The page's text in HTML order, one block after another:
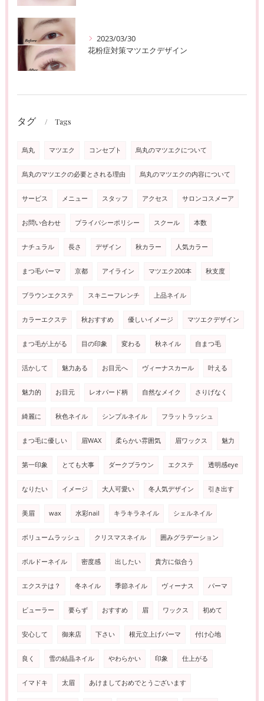
2023/03/30
花粉症対策マツエクデザイン
タグ Tags
烏丸 マツエク コンセプト 烏丸のマツエクについて
烏丸のマツエクの必要とされる理由 烏丸のマツエクの内容について
サービス メニュー スタッフ アクセス サロンコスメーア
お問い合わせ プライバシーポリシー スクール 本数
ナチュラル 長さ デザイン 秋カラー 人気カラー
まつ毛パーマ 京都 アイライン マツエク200本 秋支度
ブラウンエクステ スキニーフレンチ 上品ネイル
カラーエクステ 秋おすすめ 優しいイメージ マツエクデザイン
まつ毛が上がる 目の印象 変わる 秋ネイル 自まつ毛
活かして 魅力ある お目元へ ヴィーナスカール 叶える
魅力的 お目元 レオパード柄 自然なメイク さりげなく
綺麗に 秋色ネイル シンプルネイル フラットラッシュ
まつ毛に優しい 眉WAX 柔らかい雰囲気 眉ワックス 魅力
第一印象 とても大事 ダークブラウン エクステ 透明感eye
なりたい イメージ 大人可愛い 冬人気デザイン 引き出す
美眉 wax 水彩nail キラキラネイル シェルネイル
ボリュームラッシュ クリスマスネイル 囲みグラデーション
ボルドーネイル 密度感 出したい 貴方に似合う
エクステは？ 冬ネイル 季節ネイル ヴィーナス パーマ
ビューラー 要らず おすすめ 眉 ワックス 初めて
安心して 御来店 下さい 根元立上げパーマ 付け心地
良く 雪の結晶ネイル やわらかい 印象 仕上がる
イマドキ 太眉 あけましておめでとうございます